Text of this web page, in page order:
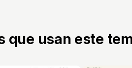
que usan este